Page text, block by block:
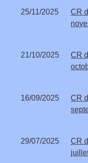
25/11/2025
CR
21/10/2025
CR
16/09/2025
CR
29/07/2025
CR